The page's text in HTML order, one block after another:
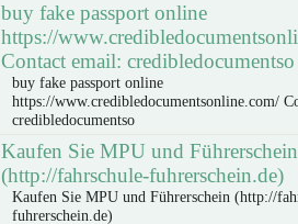
buy fake passport online
https://
Contact email: credibledocumentso
buy fake passport online
https://www.credibledocumentsonline.com/
credibledocumentso
Kaufen Sie MPU und Führerschein
(http://fahrschule-fuhrerschein.de)
Kaufen Sie MPU und Führerschein (http://
fuhrerschein.de)